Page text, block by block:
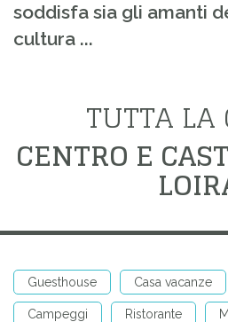
soddisfa sia gli amanti
cultura ...
TUTTA LA
CENTRO E
Guesthouse Casa vacanze
Campeggi Ristorante